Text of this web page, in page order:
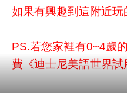
如果有興趣到這附近玩
PS.若您家裡有0~4歲
費《迪士尼美語世界試